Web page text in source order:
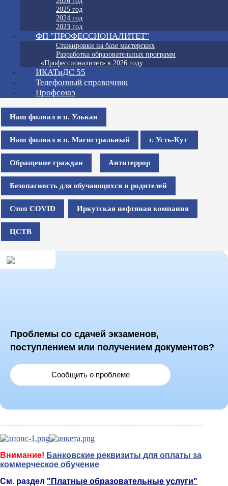
2025 год
2024 год
2023 год
ФП "ПРОФЕССИОНАЛИТЕТ"
Стажировки на базе мастерских
Разработка образовательных программ
«Профессионалитет» в 2026 году
ИКАТиДС 55
Телефонный справочник
Профсоюз
Наш филиал в п. Улькан
Наш филиал в п. Магистральный г. Усть-Кут
Обращение граждан Антитеррор
Безопасность для обучающихся и родителей
Стоп COVID Иркутская нефтяная компания
ЦСТВ
Проблемы со сдачей экзаменов,
поступлением или получением документов?
Сообщить о проблеме
Внимание! Банковские реквизиты для оплаты за
коммерческое обучение
См. раздел "Платные образовательные услуги"